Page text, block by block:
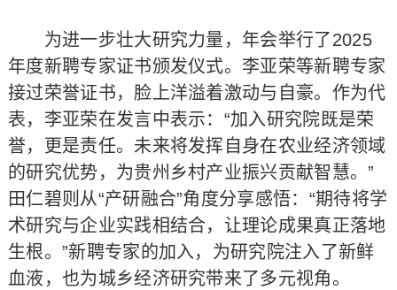
为进一步壮大研究力量，年会举行了2025
年度新聘专家证书颁发仪式。李亚荣等新聘专家
接过荣誉证书，脸上洋溢着激动与自豪。作为代
表，李亚荣在发言中表示：“加入研究院既是荣
誉，更是责任。未来将发挥自身在农业经济领域
的研究优势，为贵州乡村产业振兴贡献智慧。”
田仁碧则从“产研融合”角度分享感悟：“期待将学
术研究与企业实践相结合，让理论成果真正落地
生根。”新聘专家的加入，为研究院注入了新鲜
血液，也为城乡经济研究带来了多元视角。